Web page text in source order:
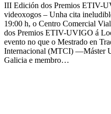
III Edición dos Premios ETIV-
videoxogos – Unha cita
19:00 h, o Centro Comercial
dos Premios ETIV-UVIGO á
evento no que o Mestrado en
Internacional (MTCI) —Máster
Galicia e membro…